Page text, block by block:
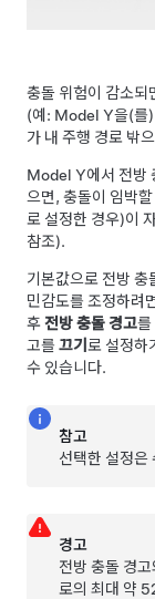
충돌 위험이 감소되
(예: Model Y을(를)
가 내 주행 경로 밖
Model Y에서 전방
으면, 충돌이 임박
로 설정한 경우)이
참조).
기본값으로 전방 충
민감도를 조정하려
후전방 충돌 경고를
고를 끄기 로 설정하
수 있습니다.
참고
선택한 설정은
경고
전방 충돌 경
로의 최대 약